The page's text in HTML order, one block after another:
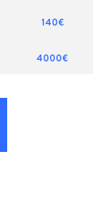
140€
4000€